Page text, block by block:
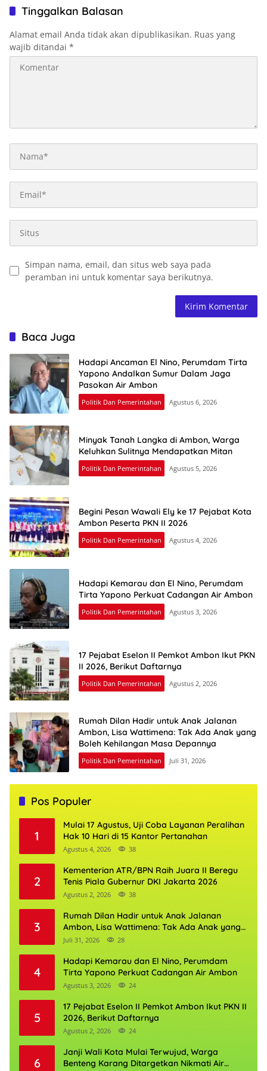
Tinggalkan Balasan
Alamat email Anda tidak akan dipublikasikan. Ruas yang
wajib ditandai *
Simpan nama, email, dan situs web saya pada
peramban ini untuk komentar saya berikutnya.
Baca Juga
Hadapi Ancaman El Nino, Perumdam Tirta
Yapono Andalkan Sumur Dalam Jaga
Pasokan Air Ambon
Politik Dan Pemerintahan Agustus 6, 2026
Minyak Tanah Langka di Ambon, Warga
Keluhkan Sulitnya Mendapatkan Mitan
Politik Dan Pemerintahan Agustus 5, 2026
Begini Pesan Wawali Ely ke 17 Pejabat Kota
Ambon Peserta PKN II 2026
Politik Dan Pemerintahan Agustus 4, 2026
Hadapi Kemarau dan El Nino, Perumdam
Tirta Yapono Perkuat Cadangan Air Ambon
Politik Dan Pemerintahan Agustus 3, 2026
17 Pejabat Eselon II Pemkot Ambon Ikut PKN
II 2026, Berikut Daftarnya
Politik Dan Pemerintahan Agustus 2, 2026
Rumah Dilan Hadir untuk Anak Jalanan
Ambon, Lisa Wattimena: Tak Ada Anak yang
Boleh Kehilangan Masa Depannya
Politik Dan Pemerintahan Juli 31, 2026
Pos Populer
1
Mulai 17 Agustus, Uji Coba Layanan Peralihan
Hak 10 Hari di 15 Kantor Pertanahan
Agustus 4, 2026 38
2
Kementerian ATR/BPN Raih Juara II Beregu
Tenis Piala Gubernur DKI Jakarta 2026
Agustus 2, 2026 38
3
Rumah Dilan Hadir untuk Anak Jalanan
Ambon, Lisa Wattimena: Tak Ada Anak yang
Boleh Kehilangan Masa Depannya
Juli 31, 2026 28
4
Hadapi Kemarau dan El Nino, Perumdam
Tirta Yapono Perkuat Cadangan Air Ambon
Agustus 3, 2026 24
5
17 Pejabat Eselon II Pemkot Ambon Ikut PKN II
2026, Berikut Daftarnya
Agustus 2, 2026 24
6
Janji Wali Kota Mulai Terwujud, Warga
Benteng Karang Ditargetkan Nikmati Air